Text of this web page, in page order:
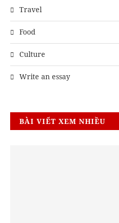
Travel
Food
Culture
Write an essay
BÀI VIẾT XEM NHIỀU